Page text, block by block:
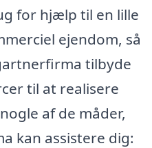
for hjælp til en lille
ejendom, så
tilbyde
til at realisere
af de måder,
kan assistere dig: